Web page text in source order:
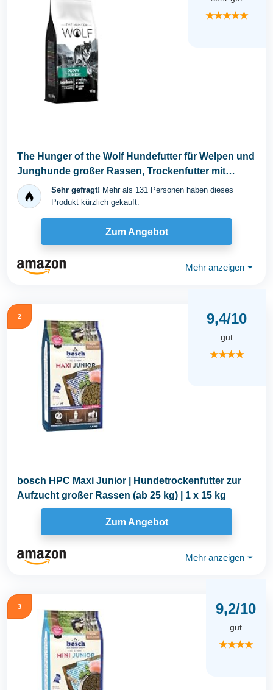
★★★★★
The Hunger of the Wolf Hundefutter für Welpen und
Junghunde großer Rassen, Trockenfutter mit
hohem...Sehr gefragt! Mehr als 131 Personen haben dieses
Produkt kürzlich gekauft.
Zum Angebot
Mehr anzeigen ⏷
2 9,4/10
gut
★★★★
bosch HPC Maxi Junior | Hundetrockenfutter zur
Aufzucht großer Rassen (ab 25 kg) | 1 x 15 kg
Zum Angebot
Mehr anzeigen ⏷
3 9,2/10
gut
★★★★